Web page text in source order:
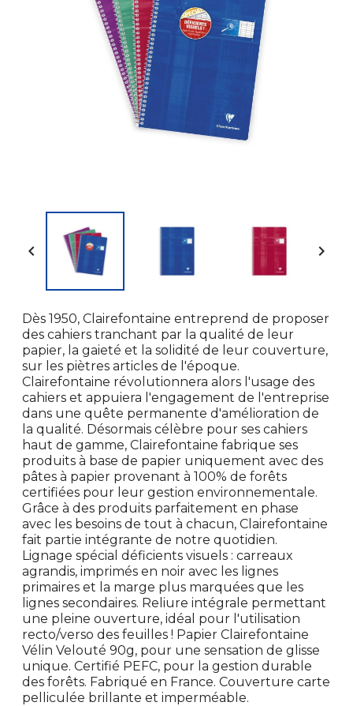
 
Dès 1950, Clairefontaine entreprend de proposer
des cahiers tranchant par la qualité de leur
papier, la gaieté et la solidité de leur couverture,
sur les piètres articles de l'époque.
Clairefontaine révolutionnera alors l'usage des
cahiers et appuiera l'engagement de l'entreprise
dans une quête permanente d'amélioration de
la qualité. Désormais célèbre pour ses cahiers
haut de gamme, Clairefontaine fabrique ses
produits à base de papier uniquement avec des
pâtes à papier provenant à 100% de forêts
certifiées pour leur gestion environnementale.
Grâce à des produits parfaitement en phase
avec les besoins de tout à chacun, Clairefontaine
fait partie intégrante de notre quotidien.
Lignage spécial déficients visuels : carreaux
agrandis, imprimés en noir avec les lignes
primaires et la marge plus marquées que les
lignes secondaires. Reliure intégrale permettant
une pleine ouverture, idéal pour l'utilisation
recto/verso des feuilles ! Papier Clairefontaine
Vélin Velouté 90g, pour une sensation de glisse
unique. Certifié PEFC, pour la gestion durable
des forêts. Fabriqué en France. Couverture carte
pelliculée brillante et imperméable.